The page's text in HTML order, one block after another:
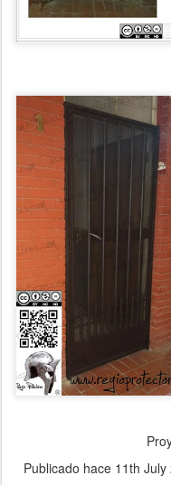
Publicado hace 11th July